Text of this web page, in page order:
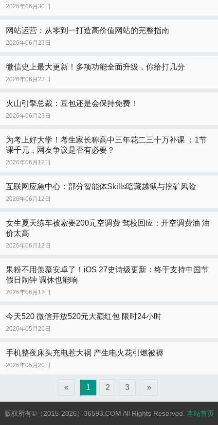
2026年06月30日
网站运营：从零到一打造高价值网站的完整指南
2026年06月23日
微信史上最大更新！多项功能全面升级，你给打几分
2026年06月23日
火山引擎总裁：豆包还是会保持免费！
2026年06月23日
为考上好大学！考生家长称高中三年花二三十万补课 ：1节
课千元，网友争议是否有必要？
2026年06月12日
互联网应急中心：部分智能体Skills暗藏越狱与挖矿风险
2026年06月12日
女生夏天练车被索要200元空调费 驾校回应：开空调费油 油
价太高
2026年06月12日
果粉不用羡慕安卓了！iOS 27史诗级更新：终于支持中国节
假日闹钟 调休也能响
2026年06月12日
今天520 微信开放520元大额红包 限时24小时
2026年05月20日
手机整夜床头充电惹大祸 产生电火花引燃被褥
2026年05月20日
« 1 2 3 »
版权所有©（2015-2026）36593.COM All Rights Reserved. 本站首页